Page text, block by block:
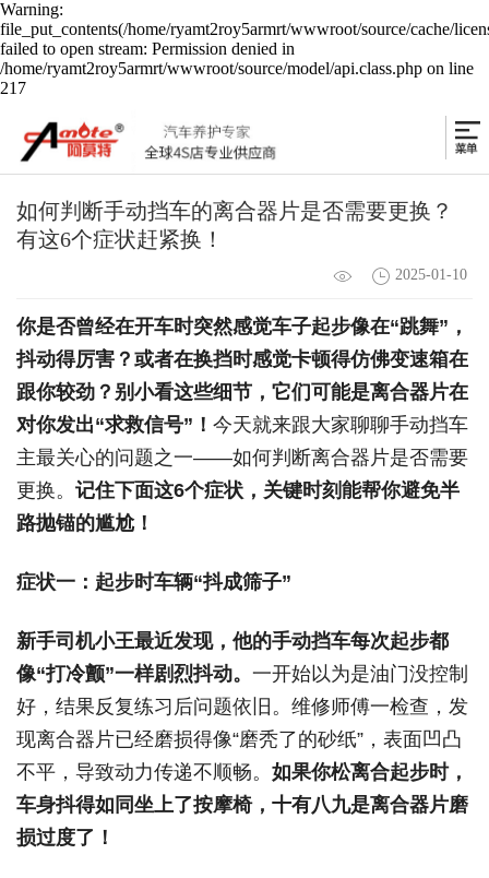
Warning:
file_put_contents(/home/ryamt2roy5armrt/wwwroot/source/cache/
failed to open stream: Permission denied in
/home/ryamt2roy5armrt/wwwroot/source/model/api.class.php on line
217
如何判断手动挡车的离合器片是否需要更换？
有这6个症状赶紧换！
2025-01-10
你是否曾经在开车时突然感觉车子起步像在“跳舞”，
抖动得厉害？ 或者在换挡时感觉卡顿得仿佛变速箱在
跟你较劲？ 别小看这些细节，它们可能是离合器片在
对你发出“求救信号”！ 今天就来跟大家聊聊手动挡车
主最关心的问题之一——如何判断离合器片是否需要
更换。 记住下面这6个症状，关键时刻能帮你避免半
路抛锚的尴尬！
症状一：起步时车辆“抖成筛子”
新手司机小王最近发现，他的手动挡车每次起步都
像“打冷颤”一样剧烈抖动。 一开始以为是油门没控制
好，结果反复练习后问题依旧。维修师傅一检查，发
现离合器片已经磨损得像“磨秃了的砂纸”，表面凹凸
不平，导致动力传递不顺畅。 如果你松离合起步时，
车身抖得如同坐上了按摩椅，十有八九是离合器片磨
损过度了！